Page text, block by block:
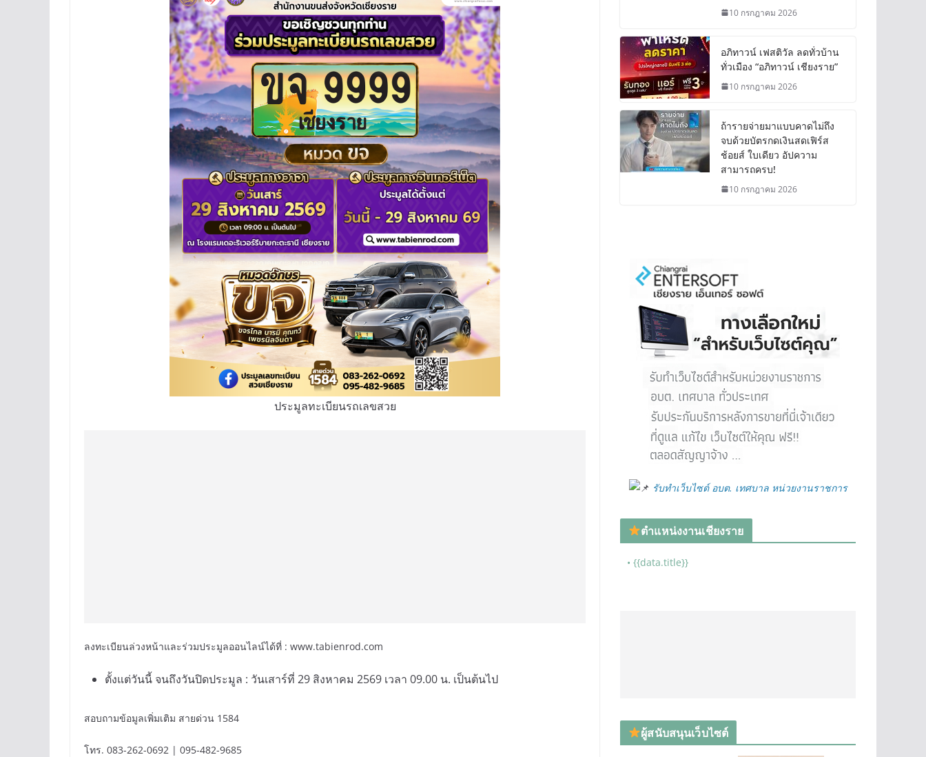
ประมูลทะเบียนรถเลขสวย
ลงทะเบียนล่วงหน้าและร่วมประมูลออนไลน์ได้ที่ : www.tabienrod.com
ตั้งแต่วันนี้ จนถึงวันปิดประมูล : วันเสาร์ที่ 29 สิงหาคม 2569 เวลา 09.00 น. เป็นต้นไป
สอบถามข้อมูลเพิ่มเติม สายด่วน 1584
โทร. 083-262-0692 | 095-482-9685
10 กรกฎาคม 2026
อภิทาวน์ เฟสติวัล ลดทั่วบ้าน
ทั่วเมือง “อภิทาวน์ เชียงราย”
10 กรกฎาคม 2026
ถ้ารายจ่ายมาแบบคาดไม่ถึง
จบด้วยบัตรกดเงินสดเฟิร์ส
ช้อยส์ ใบเดียว อัปความ
สามารถครบ!
10 กรกฎาคม 2026
รับทำเว็บไซต์ อบต. เทศบาล หน่วยงานราชการ
ตำแหน่งงานเชียงราย
• {{data.title}}
ผู้สนับสนุนเว็บไซต์